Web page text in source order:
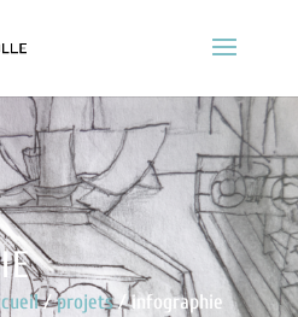
/projets/ infographie